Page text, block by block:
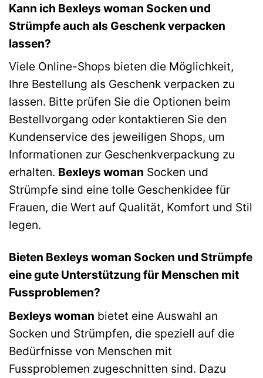
Kann ich Bexleys woman Socken und
Strümpfe auch als Geschenk verpacken
lassen?
Viele Online-Shops bieten die Möglichkeit,
Ihre Bestellung als Geschenk verpacken zu
lassen. Bitte prüfen Sie die Optionen beim
Bestellvorgang oder kontaktieren Sie den
Kundenservice des jeweiligen Shops, um
Informationen zur Geschenkverpackung zu
erhalten. Bexleys woman Socken und
Strümpfe sind eine tolle Geschenkidee für
Frauen, die Wert auf Qualität, Komfort und Stil
legen.
Bieten Bexleys woman Socken und Strümpfe
eine gute Unterstützung für Menschen mit
Fussproblemen?
Bexleys woman bietet eine Auswahl an
Socken und Strümpfen, die speziell auf die
Bedürfnisse von Menschen mit
Fussproblemen zugeschnitten sind. Dazu